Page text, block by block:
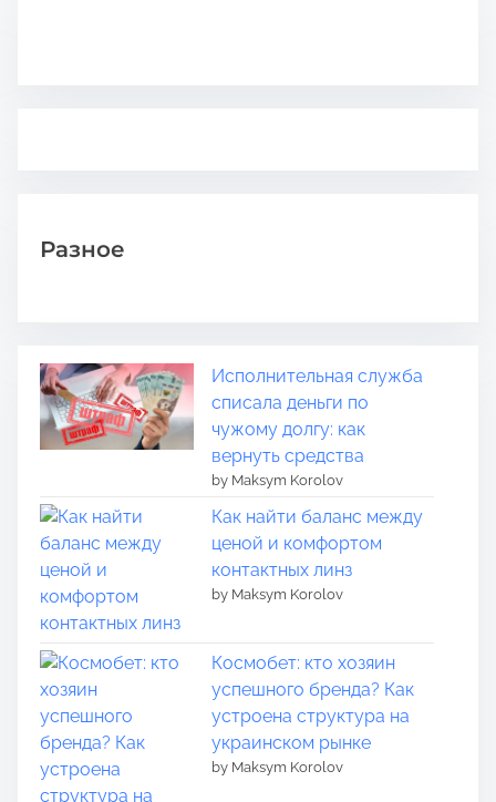
Разное
Исполнительная служба
списала деньги по
чужому долгу: как
вернуть средства
by Maksym Korolov
Как найти баланс между
ценой и комфортом
контактных линз
by Maksym Korolov
Космобет: кто хозяин
успешного бренда? Как
устроена структура на
украинском рынке
by Maksym Korolov